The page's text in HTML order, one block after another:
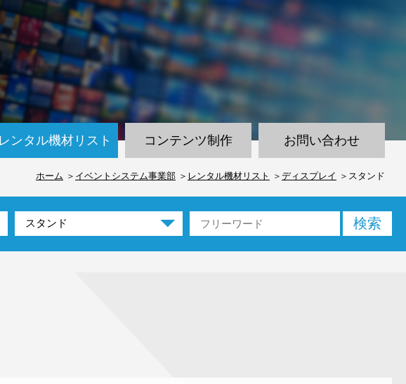
レンタル機材リスト コンテンツ制作 お問い合わせ
ホーム イベントシステム事業部 レンタル機材リスト ディスプレイ スタンド